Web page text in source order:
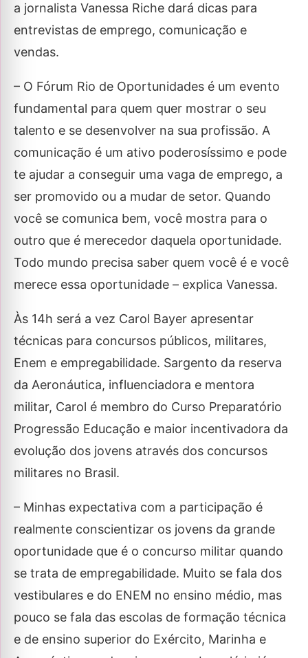
a jornalista Vanessa Riche dará dicas para
entrevistas de emprego, comunicação e
vendas.
– O Fórum Rio de Oportunidades é um evento
fundamental para quem quer mostrar o seu
talento e se desenvolver na sua profissão. A
comunicação é um ativo poderosíssimo e pode
te ajudar a conseguir uma vaga de emprego, a
ser promovido ou a mudar de setor. Quando
você se comunica bem, você mostra para o
outro que é merecedor daquela oportunidade.
Todo mundo precisa saber quem você é e você
merece essa oportunidade – explica Vanessa.
Às 14h será a vez Carol Bayer apresentar
técnicas para concursos públicos, militares,
Enem e empregabilidade. Sargento da reserva
da Aeronáutica, influenciadora e mentora
militar, Carol é membro do Curso Preparatório
Progressão Educação e maior incentivadora da
evolução dos jovens através dos concursos
militares no Brasil.
– Minhas expectativa com a participação é
realmente conscientizar os jovens da grande
oportunidade que é o concurso militar quando
se trata de empregabilidade. Muito se fala dos
vestibulares e do ENEM no ensino médio, mas
pouco se fala das escolas de formação técnica
e de ensino superior do Exército, Marinha e